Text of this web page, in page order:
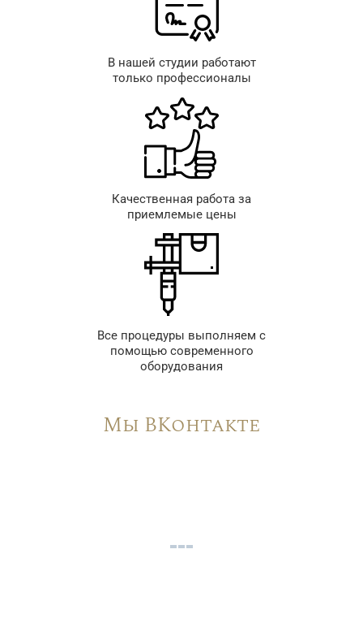
В нашей студии работают
только профессионалы
Качественная работа за
приемлемые цены
Все процедуры выполняем с
помощью современного
оборудования
Мы ВКонтакте